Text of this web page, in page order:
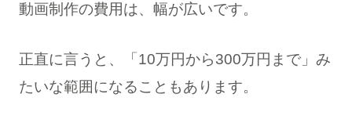
動画制作の費用は、幅が広いです。
正直に言うと、「10万円から300万円まで」み
たいな範囲になることもあります。